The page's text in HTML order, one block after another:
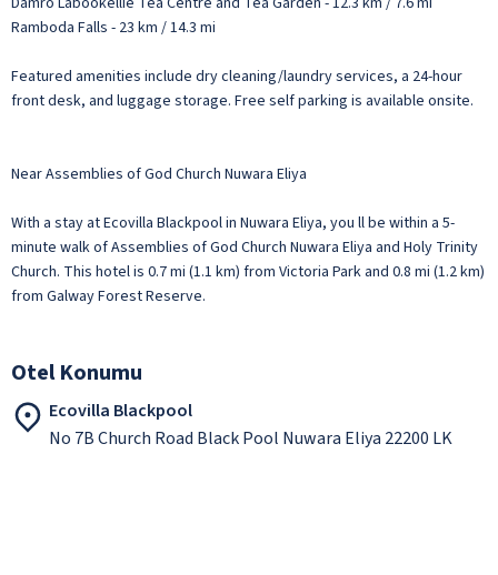
Ramboda Falls - 23 km / 14.3 mi
Featured amenities include dry cleaning/laundry services, a 24-hour
front desk, and luggage storage. Free self parking is available onsite.
Near Assemblies of God Church Nuwara Eliya
With a stay at Ecovilla Blackpool in Nuwara Eliya, you ll be within a 5-
minute walk of Assemblies of God Church Nuwara Eliya and Holy Trinity
Church. This hotel is 0.7 mi (1.1 km) from Victoria Park and 0.8 mi (1.2 km)
from Galway Forest Reserve.
Otel Konumu
Ecovilla Blackpool
No 7B Church Road Black Pool Nuwara Eliya 22200 LK